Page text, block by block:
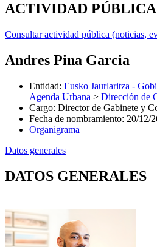
ACTIVIDAD PÚBLICA
Consultar actividad pública (noticias,
Andres Pina Garcia
Entidad: Eusko Jaurlaritza -
Agenda Urbana > Dirección de
Cargo: Director de Gabinete y
Fecha de nombramiento: 20/12/
Organigrama
Datos generales
DATOS GENERALES